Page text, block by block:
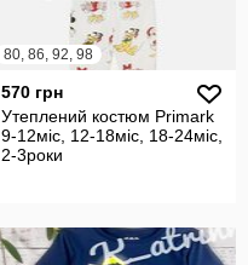
80, 86, 92, 98
570 грн
Утеплений костюм Primark
9-12міс, 12-18міс, 18-24міс,
2-3роки